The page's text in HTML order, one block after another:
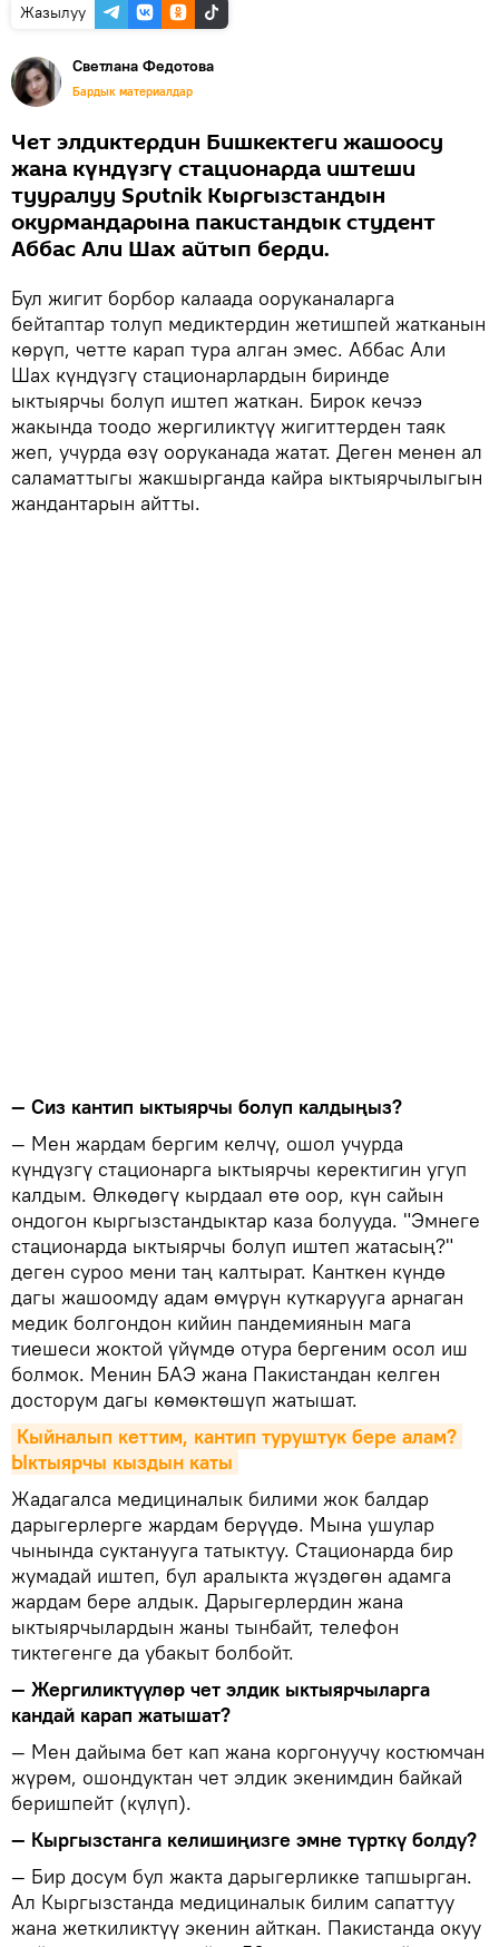
Жазылуу
Светлана Федотова
Бардык материалдар
Чет элдиктердин Бишкектеги жашоосу
жана күндүзгү стационарда иштеши
тууралуу Sputnik Кыргызстандын
окурмандарына пакистандык студент
Аббас Али Шах айтып берди.
Бул жигит борбор калаада ооруканаларга
бейтаптар толуп медиктердин жетишпей жатканын
көрүп, четте карап тура алган эмес. Аббас Али
Шах күндүзгү стационарлардын биринде
ыктыярчы болуп иштеп жаткан. Бирок кечээ
жакында тоодо жергиликтүү жигиттерден таяк
жеп, учурда өзү ооруканада жатат. Деген менен ал
саламаттыгы жакшырганда кайра ыктыярчылыгын
жандантарын айтты.
— Сиз кантип ыктыярчы болуп калдыңыз?
— Мен жардам бергим келчү, ошол учурда
күндүзгү стационарга ыктыярчы керектигин угуп
калдым. Өлкөдөгү кырдаал өтө оор, күн сайын
ондогон кыргызстандыктар каза болууда. "Эмнеге
стационарда ыктыярчы болуп иштеп жатасың?"
деген суроо мени таң калтырат. Канткен күндө
дагы жашоомду адам өмүрүн куткарууга арнаган
медик болгондон кийин пандемиянын мага
тиешеси жоктой үйүмдө отура бергеним осол иш
болмок. Менин БАЭ жана Пакистандан келген
досторум дагы көмөктөшүп жатышат.
Кыйналып кеттим, кантип туруштук бере алам?
Ыктыярчы кыздын каты
Жадагалса медициналык билими жок балдар
дарыгерлерге жардам берүүдө. Мына ушулар
чынында суктанууга татыктуу. Стационарда бир
жумадай иштеп, бул аралыкта жүздөгөн адамга
жардам бере алдык. Дарыгерлердин жана
ыктыярчылардын жаны тынбайт, телефон
тиктегенге да убакыт болбойт.
— Жергиликтүүлөр чет элдик ыктыярчыларга
кандай карап жатышат?
— Мен дайыма бет кап жана коргонуучу костюмчан
жүрөм, ошондуктан чет элдик экенимдин байкай
беришпейт (күлүп).
— Кыргызстанга келишиңизге эмне түрткү болду?
— Бир досум бул жакта дарыгерликке тапшырган.
Ал Кыргызстанда медициналык билим сапаттуу
жана жеткиликтүү экенин айткан. Пакистанда окуу